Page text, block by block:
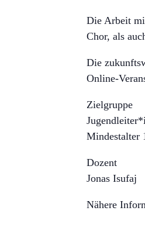
Die Arbeit
Chor, als
Die
Online-
Zielgruppe
Mindestalter
Dozent
Jonas Isufaj
Nähere